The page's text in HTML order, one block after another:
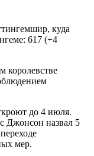
куда
617 (+4
королевстве
до 4 июля.
Джонсон назвал 5
мер.